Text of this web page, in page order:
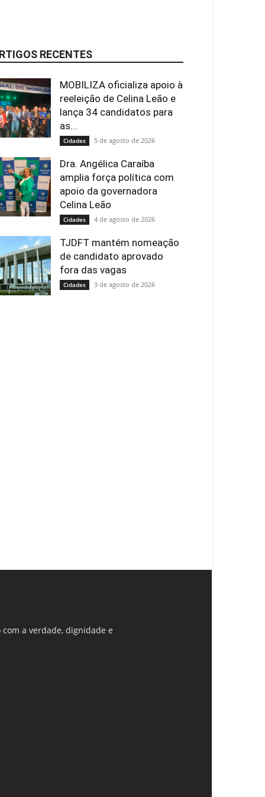
RECENTES
MOBILIZA oficializa apoio à
reeleição de Celina Leão e
lança 34 candidatos para
as...
Cidades 5 de agosto de 2026
Dra. Angélica Caraíba
amplia força política com
apoio da governadora
Celina Leão
Cidades 4 de agosto de 2026
TJDFT mantém nomeação
de candidato aprovado
fora das vagas
Cidades 3 de agosto de 2026
a verdade, dignidade e